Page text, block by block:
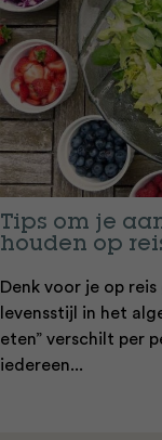
Tips om je
houden op
Denk voor je op
levensstijl in het
eten” verschilt per
iedereen...